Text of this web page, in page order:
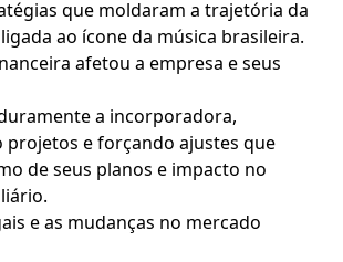
que moldaram a trajetória da
ao ícone da música brasileira.
afetou a empresa e seus
a incorporadora,
e forçando ajustes que
de seus planos e impacto no
e as mudanças no mercado